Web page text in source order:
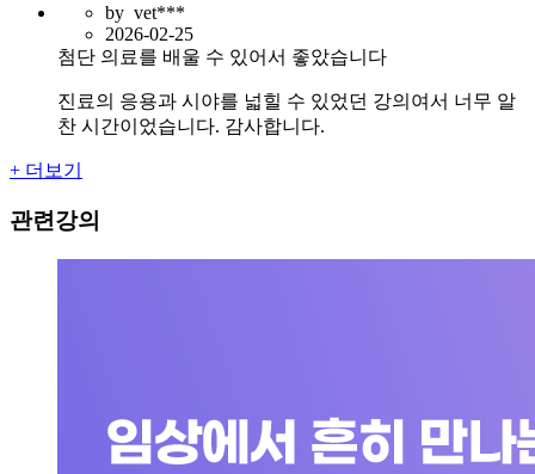
by vet***
2026-02-25
첨단 의료를 배울 수 있어서 좋았습니다
진료의 응용과 시야를 넓힐 수 있었던 강의여서 너무 알
찬 시간이었습니다. 감사합니다.
+ 더보기
관련강의